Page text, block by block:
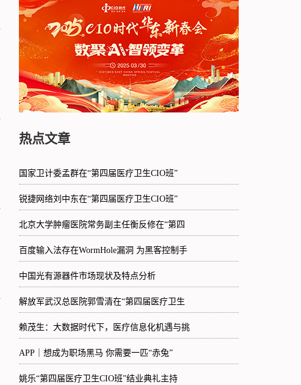
热点文章
国家卫计委孟群在“第四届医疗卫生CIO班”
锐捷网络刘中东在“第四届医疗卫生CIO班”
北京大学肿瘤医院常务副主任衡反修在“第四
百度输入法存在WormHole漏洞 为黑客控制手
中国光有源器件市场现状及特点分析
解放军武汉总医院郭雪清在“第四届医疗卫生
赖茂生：大数据时代下，医疗信息化机遇与挑
APP｜想成为职场黑马 你需要一匹“赤兔”
姚乐“第四届医疗卫生CIO班”结业典礼主持